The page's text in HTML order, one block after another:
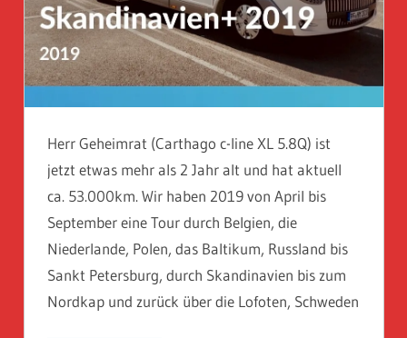
Herr Geheimrat (Carthago c-line XL 5.8Q) ist
jetzt etwas mehr als 2 Jahr alt und hat aktuell
ca. 53.000km. Wir haben 2019 von April bis
September eine Tour durch Belgien, die
Niederlande, Polen, das Baltikum, Russland bis
Sankt Petersburg, durch Skandinavien bis zum
Nordkap und zurück über die Lofoten, Schweden